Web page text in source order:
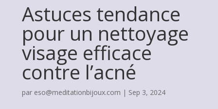
Astuces tendance
pour un nettoyage
visage efficace
contre l’acné
par eso@meditationbijoux.com | Sep 3, 2024